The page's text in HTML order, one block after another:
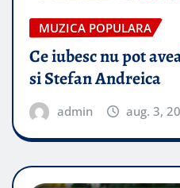
MUZICA POPULARA
Ce iubesc nu pot
si Stefan Andreica
admin aug. 3,